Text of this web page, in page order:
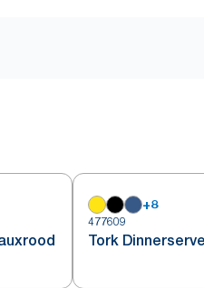
+8
477609
Tork